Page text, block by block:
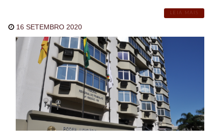
LEIA MAIS
16 SETEMBRO 2020